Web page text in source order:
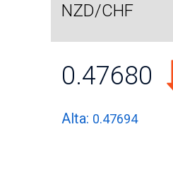
NZD/CHF
0.47680
Alta: 0.47694